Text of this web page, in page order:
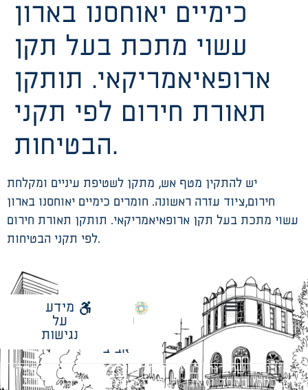
כימיים יאוחסנו בארון
עשוי מתכת בעל תקן
ארופאיאמריקאי. תותקן
תאורת חירום לפי תקני
הבטיחות.
יש להתקין מטף אש, מתקן לשטיפת עיניים ומקלחת
חירום,ציוד עזרה ראשונה. חומרים כימיים יאוחסנו בארון
עשוי מתכת בעל תקן ארופאיאמריקאי. תותקן תאורת חירום
לפי תקני הבטיחות.
עיריית
אביב
מידע
על
נגישות
כל הזכויות שמורות לעיריית תל-אביב-יפו. האתר מספק
מידע כללי בלבד ומאגד הנחיות תכנוניות בלבד למבני